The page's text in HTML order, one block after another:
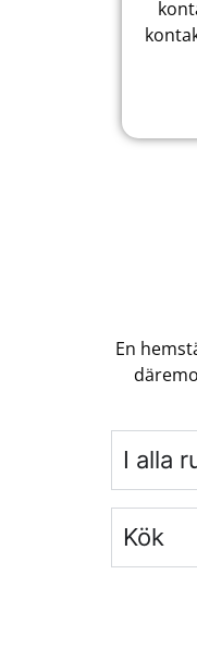
En
I alla
Kök